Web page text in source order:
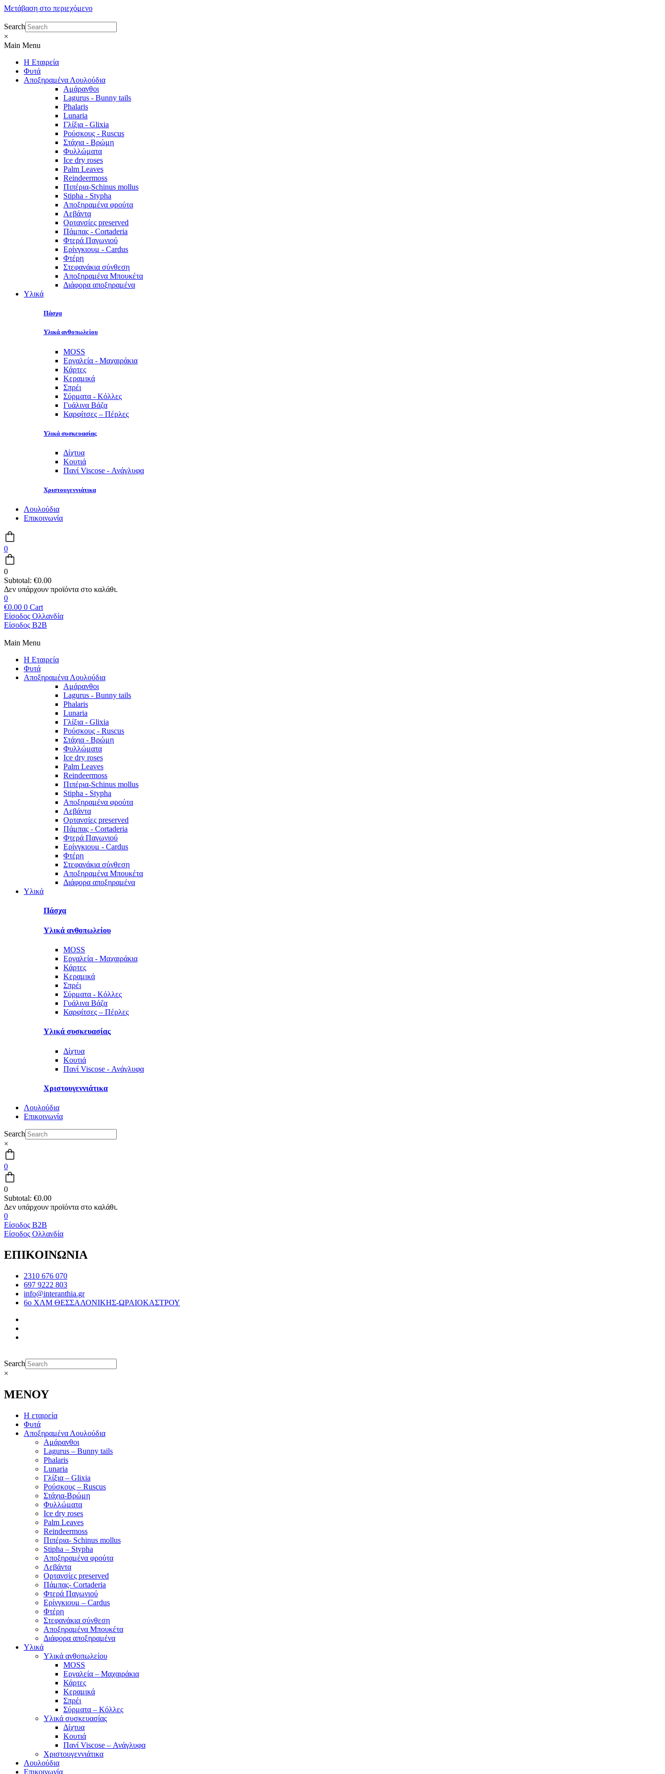
Μετάβαση στο περιεχόμενο
Search
×
Main Menu
Η Εταιρεία
Φυτά
Αποξηραμένα Λουλούδια
Αμάρανθοι
Lagurus - Bunny tails
Phalaris
Lunaria
Γλίξια - Glixia
Ρούσκους - Ruscus
Στάχια - Βρώμη
Φυλλώματα
Ice dry roses
Palm Leaves
Reindeermoss
Πιπέρια-Schinus mollus
Stipha - Stypha
Αποξηραμένα φρούτα
Λεβάντα
Ορτανσίες preserved
Πάμπας - Cortaderia
Φτερά Παγωνιού
Ερίνγκιουμ - Cardus
Φτέρη
Στεφανάκια σύνθεση
Αποξηραμένα Μπουκέτα
Διάφορα αποξηραμένα
Υλικά
Πάσχα
Υλικά ανθοπωλείου
MOSS
Εργαλεία - Μαχαιράκια
Κάρτες
Κεραμικά
Σπρέι
Σύρματα - Κόλλες
Γυάλινα Βάζα
Καρφίτσες – Πέρλες
Υλικά συσκευασίας
Δίχτυα
Κουτιά
Πανί Viscose - Ανάγλυφα
Χριστουγεννιάτικα
Λουλούδια
Επικοινωνία
0
0
Subtotal: €0.00
0
€0.00 0 Cart
Είσοδος Ολλανδία
Είσοδος B2B
Main Menu
Η Εταιρεία
Φυτά
Αποξηραμένα Λουλούδια
Αμάρανθοι
Lagurus - Bunny tails
Phalaris
Lunaria
Γλίξια - Glixia
Ρούσκους - Ruscus
Στάχια - Βρώμη
Φυλλώματα
Ice dry roses
Palm Leaves
Reindeermoss
Πιπέρια-Schinus mollus
Stipha - Stypha
Αποξηραμένα φρούτα
Λεβάντα
Ορτανσίες preserved
Πάμπας - Cortaderia
Φτερά Παγωνιού
Ερίνγκιουμ - Cardus
Φτέρη
Στεφανάκια σύνθεση
Αποξηραμένα Μπουκέτα
Διάφορα αποξηραμένα
Υλικά
Πάσχα
Υλικά ανθοπωλείου
MOSS
Εργαλεία - Μαχαιράκια
Κάρτες
Κεραμικά
Σπρέι
Σύρματα - Κόλλες
Γυάλινα Βάζα
Καρφίτσες – Πέρλες
Υλικά συσκευασίας
Δίχτυα
Κουτιά
Πανί Viscose - Ανάγλυφα
Χριστουγεννιάτικα
Λουλούδια
Επικοινωνία
Search
×
0
0
Subtotal: €0.00
0
Είσοδος B2B
Είσοδος Ολλανδία
ΕΠΙΚΟΙΝΩΝΙΑ
2310 676 070
697 9222 803
info@interanthia.gr
6ο ΧΛΜ ΘΕΣΣΑΛΟΝΙΚΗΣ-ΩΡΑΙΟΚΑΣΤΡΟΥ
Search
×
ΜΕΝΟΥ
Η εταιρεία
Φυτά
Αποξηραμένα Λουλούδια
Αμάρανθοι
Lagurus – Bunny tails
Phalaris
Lunaria
Γλίξια – Glixia
Ρούσκους – Ruscus
Στάχια-Βρώμη
Φυλλώματα
Ice dry roses
Palm Leaves
Reindeermoss
Πιπέρια- Schinus mollus
Stipha – Stypha
Αποξηραμένα φρούτα
Λεβάντα
Ορτανσίες preserved
Πάμπας- Cortaderia
Φτερά Παγωνιού
Ερίνγκιουμ – Cardus
Φτέρη
Στεφανάκια σύνθεση
Αποξηραμένα Μπουκέτα
Διάφορα αποξηραμένα
Υλικά
Υλικά ανθοπωλείου
MOSS
Εργαλεία – Μαχαιράκια
Κάρτες
Κεραμικά
Σπρέι
Σύρματα – Κόλλες
Υλικά συσκευασίας
Δίχτυα
Κουτιά
Πανί Viscose – Ανάγλυφα
Χριστουγεννιάτικα
Λουλούδια
Επικοινωνία